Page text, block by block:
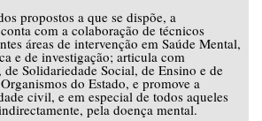
propostos a que se dispõe, a
com a colaboração de técnicos
áreas de intervenção em Saúde Mental,
e de investigação; articula com
Solidariedade Social, de Ensino e de
do Estado, e promove a
civil, e em especial de todos aqueles
pela doença mental.